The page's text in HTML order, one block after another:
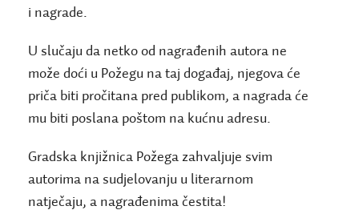
i nagrade.
U slučaju da netko od nagrađenih autora ne
može doći u Požegu na taj događaj, njegova će
priča biti pročitana pred publikom, a nagrada će
mu biti poslana poštom na kućnu adresu.
Gradska knjižnica Požega zahvaljuje svim
autorima na sudjelovanju u literarnom
natječaju, a nagrađenima čestita!